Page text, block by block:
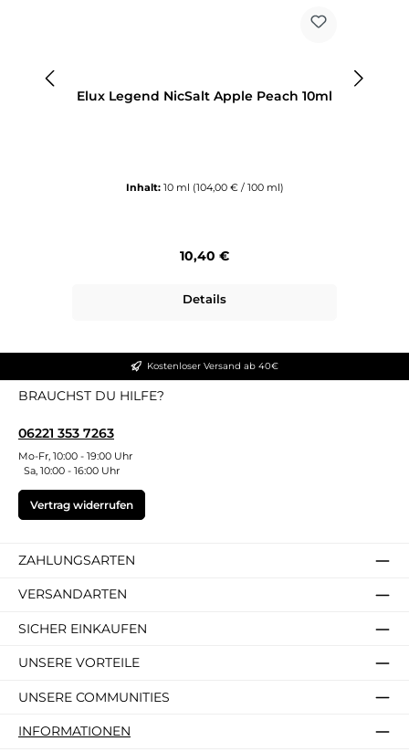
Elux Legend NicSalt Apple Peach 10ml
Inhalt: 10 ml (104,00 € / 100 ml)
Regulärer Preis:
10,40 €
Details
Kostenloser Versand ab 40€
BRAUCHST DU HILFE?
06221 353 7263
Mo-Fr, 10:00 - 19:00 Uhr
Sa, 10:00 - 16:00 Uhr
Vertrag widerrufen
ZAHLUNGSARTEN
VERSANDARTEN
SICHER EINKAUFEN
UNSERE VORTEILE
UNSERE COMMUNITIES
INFORMATIONEN